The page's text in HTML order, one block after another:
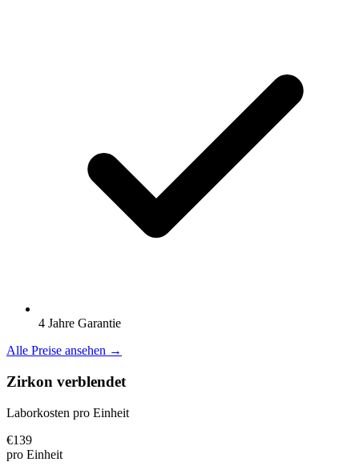
4 Jahre Garantie
Alle Preise ansehen →
Zirkon verblendet
Laborkosten pro Einheit
€139
pro Einheit